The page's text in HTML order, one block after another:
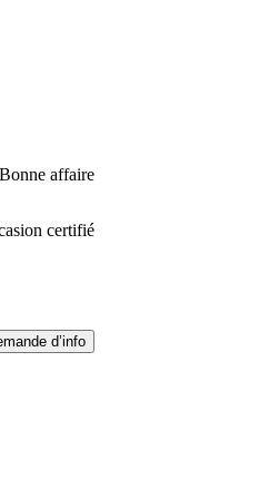
Bonne affaire
certifié
d’info